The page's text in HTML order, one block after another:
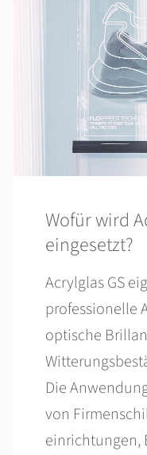
Wofür wird
eingesetzt?
Acrylglas GS
professionelle
optische
Die
von
einrichtungen,